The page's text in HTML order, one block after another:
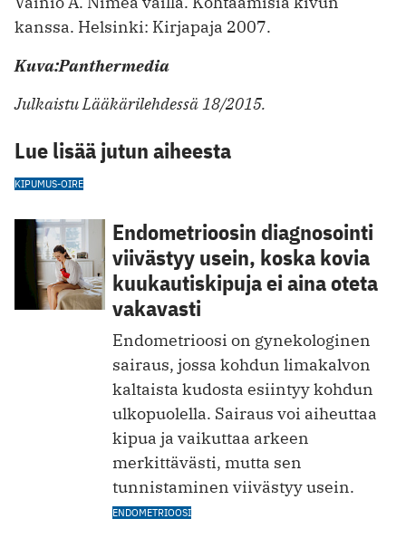
kanssa. Helsinki: Kirjapaja 2007.
Kuva:Panthermedia
Julkaistu Lääkärilehdessä 18/2015.
Lue lisää jutun aiheesta
KIPUMUS-OIRE
Endometrioosin diagnosointi
viivästyy usein, koska kovia
kuukautiskipuja ei aina oteta
vakavasti
Endometrioosi on gynekologinen
sairaus, jossa kohdun limakalvon
kaltaista kudosta esiintyy kohdun
ulkopuolella. Sairaus voi aiheuttaa
kipua ja vaikuttaa arkeen
merkittävästi, mutta sen
tunnistaminen viivästyy usein.
ENDOMETRIOOSI